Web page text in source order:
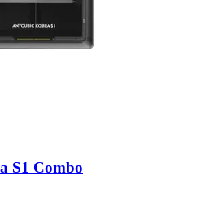
S1 Combo